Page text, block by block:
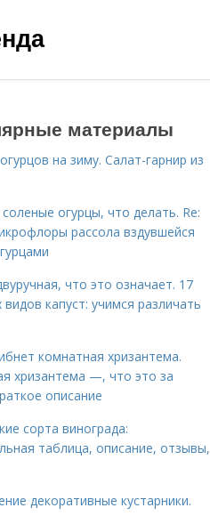
материалы
на зиму. Салат-гарнир из
огурцы, что делать. Re:
рассола вздувшейся
что это означает. 17
капуст: учимся различать
комнатная хризантема.
хризантема —, что это за
описание
сорта винограда:
таблица, описание, отзывы,
декоративные кустарники.